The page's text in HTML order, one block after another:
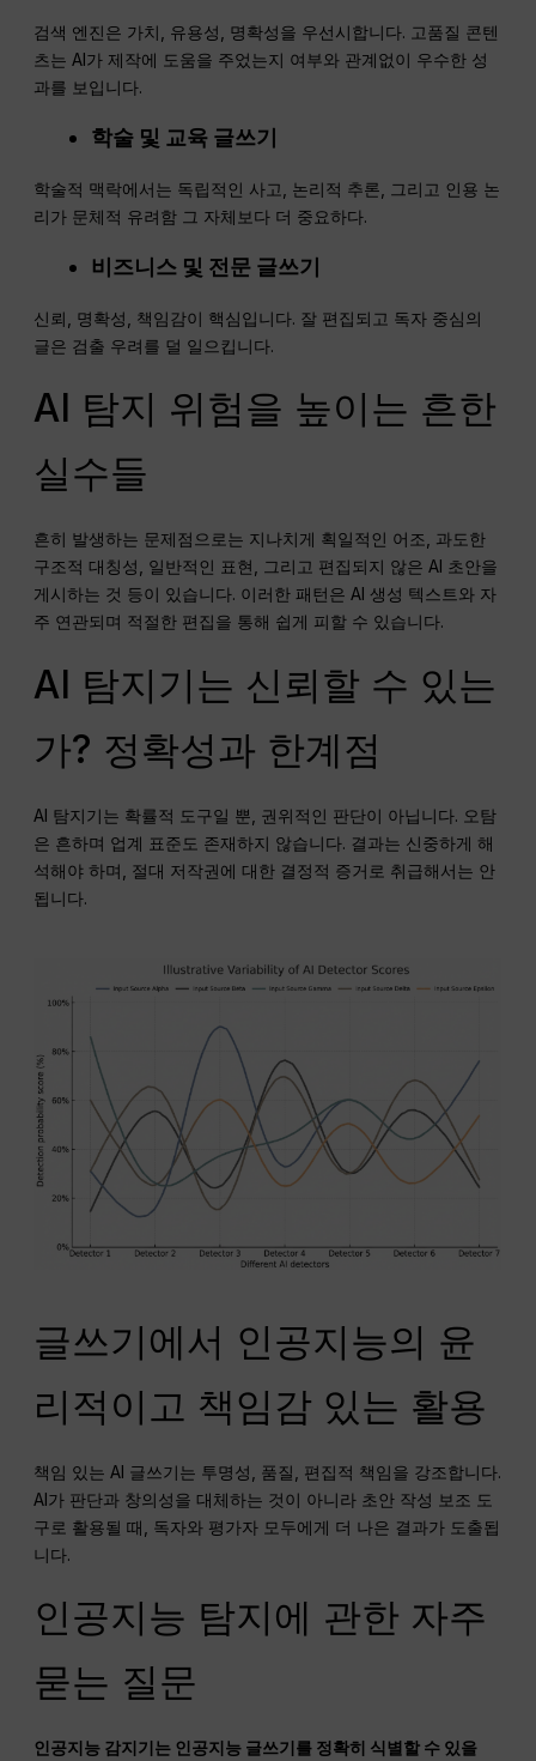
검색 엔진은 가치, 유용성, 명확성을 우선시합니다. 고품질 콘텐
츠는 AI가 제작에 도움을 주었는지 여부와 관계없이 우수한 성
과를 보입니다.
학술 및 교육 글쓰기
학술적 맥락에서는 독립적인 사고, 논리적 추론, 그리고 인용 논
리가 문체적 유려함 그 자체보다 더 중요하다.
비즈니스 및 전문 글쓰기
신뢰, 명확성, 책임감이 핵심입니다. 잘 편집되고 독자 중심의
글은 검출 우려를 덜 일으킵니다.
AI 탐지 위험을 높이는 흔한
실수들
흔히 발생하는 문제점으로는 지나치게 획일적인 어조, 과도한
구조적 대칭성, 일반적인 표현, 그리고 편집되지 않은 AI 초안을
게시하는 것 등이 있습니다. 이러한 패턴은 AI 생성 텍스트와 자
주 연관되며 적절한 편집을 통해 쉽게 피할 수 있습니다.
AI 탐지기는 신뢰할 수 있는
가? 정확성과 한계점
AI 탐지기는 확률적 도구일 뿐, 권위적인 판단이 아닙니다. 오탐
은 흔하며 업계 표준도 존재하지 않습니다. 결과는 신중하게 해
석해야 하며, 절대 저작권에 대한 결정적 증거로 취급해서는 안
됩니다.
글쓰기에서 인공지능의 윤
리적이고 책임감 있는 활용
책임 있는 AI 글쓰기는 투명성, 품질, 편집적 책임을 강조합니다.
AI가 판단과 창의성을 대체하는 것이 아니라 초안 작성 보조 도
구로 활용될 때, 독자와 평가자 모두에게 더 나은 결과가 도출됩
니다.
인공지능 탐지에 관한 자주
묻는 질문
인공지능 감지기는 인공지능 글쓰기를 정확히 식별할 수 있을